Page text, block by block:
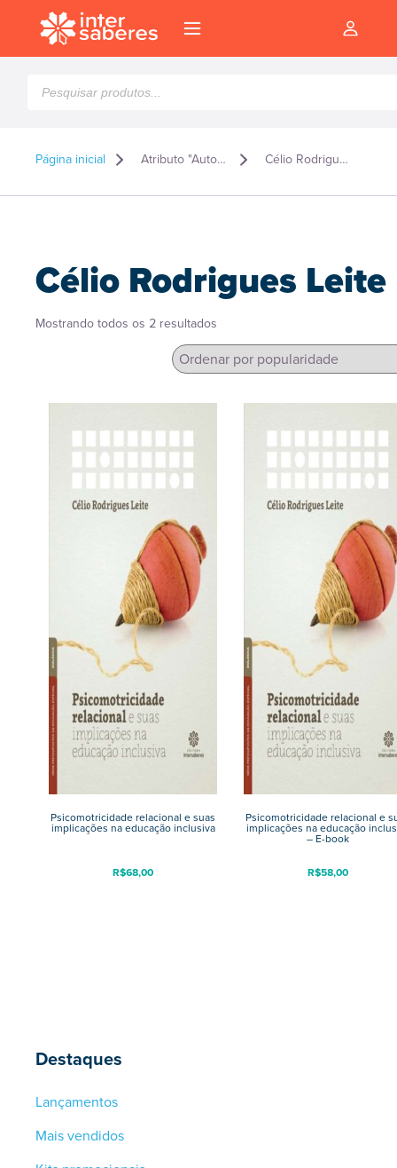
produtos
Página inicial Atributo "Autor" de produto Célio Rodrigues Leite
Destaques
Lançamentos
Mais vendidos
Célio Rodrigues Leite
Mostrando todos os 2 resultados
popularidade
Psicomotricidade relacional e suas
implicações na educação inclusiva
R$68,00
Psicomotricidade relacional e
implicações na educação
– E-book
R$58,00